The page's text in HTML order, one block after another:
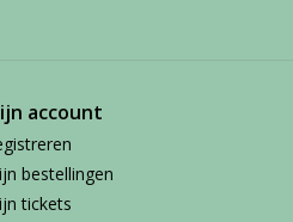
account
bestellingen
tickets